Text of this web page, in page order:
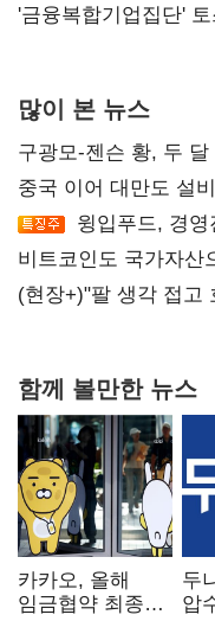
'금융복합기업집단'
많이 본 뉴스
구광모-젠슨 황, 두
중국 이어 대만도 설
윙입푸드, 경
비트코인도 국가자산
숙제
(현장+)"팔 생각 접고
함께 볼만한 뉴스
카카오, 올해
임금협약 최종
두
압